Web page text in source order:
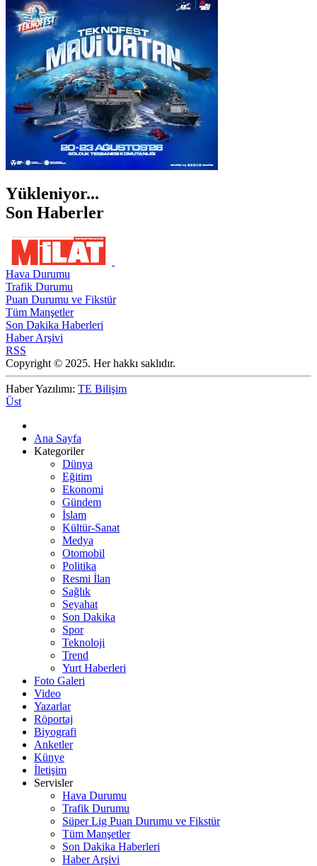
İZMİR
ŞANLIURFA
ŞIRNAK
Yükleniyor...
Son Haberler
Hava Durumu
Trafik Durumu
Puan Durumu ve Fikstür
Tüm Manşetler
Son Dakika Haberleri
Haber Arşivi
RSS
Copyright © 2025. Her hakkı saklıdır.
Haber Yazılımı: TE Bilişim
Üst
Ana Sayfa
Kategoriler
Dünya
Eğitim
Ekonomi
Gündem
İslam
Kültür-Sanat
Medya
Otomobil
Politika
Resmi İlan
Sağlık
Seyahat
Son Dakika
Spor
Teknoloji
Trend
Yurt Haberleri
Foto Galeri
Video
Yazarlar
Röportaj
Biyografi
Anketler
Künye
İletişim
Servisler
Hava Durumu
Trafik Durumu
Süper Lig Puan Durumu ve Fikstür
Tüm Manşetler
Son Dakika Haberleri
Haber Arşivi